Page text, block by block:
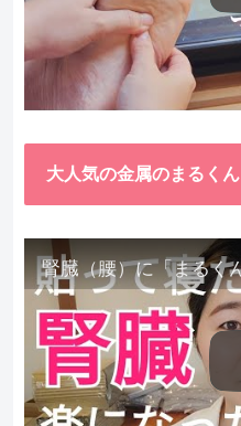
大人気の金属のまるくん